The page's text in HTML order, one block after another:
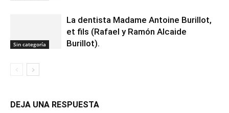
Sin categoría
La dentista Madame Antoine Burillot,
et fils (Rafael y Ramón Alcaide
Burillot).
DEJA UNA RESPUESTA